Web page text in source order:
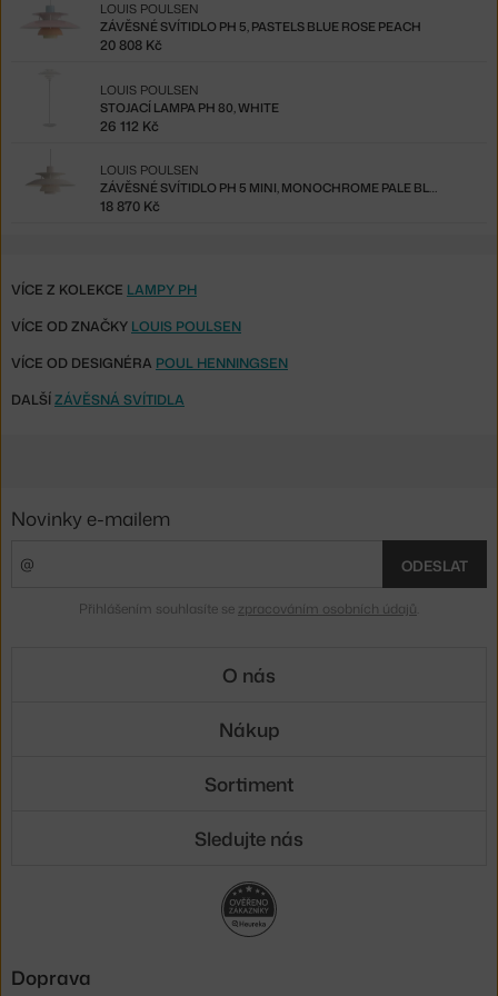
ZÁVĚSNÉ SVÍTIDLO PH 5, PASTELS BLUE ROSE PEACH
LOUIS POULSEN
20 808 Kč
STOJACÍ LAMPA PH 80, WHITE
LOUIS POULSEN
26 112 Kč
ZÁVĚSNÉ SVÍTIDLO PH 5 MINI, MONOCHROME PALE BLUSH
LOUIS POULSEN
18 870 Kč
VÍCE Z KOLEKCE LAMPY PH
VÍCE OD ZNAČKY LOUIS POULSEN
VÍCE OD DESIGNÉRA POUL HENNINGSEN
DALŠÍZÁVĚSNÁ SVÍTIDLA
Novinky e-mailem
ODESLAT
Přihlášením souhlasíte se zpracováním osobních údajů
O nás
Nákup
Sortiment
Sledujte nás
Doprava